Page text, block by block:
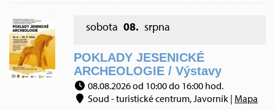
sobota 08. srpna
POKLADY JESENICKÉ
ARCHEOLOGIE / Výstavy
08.08.2026 od 10:00 do 16:00 hod.
Soud - turistické centrum, Javorník | Mapa